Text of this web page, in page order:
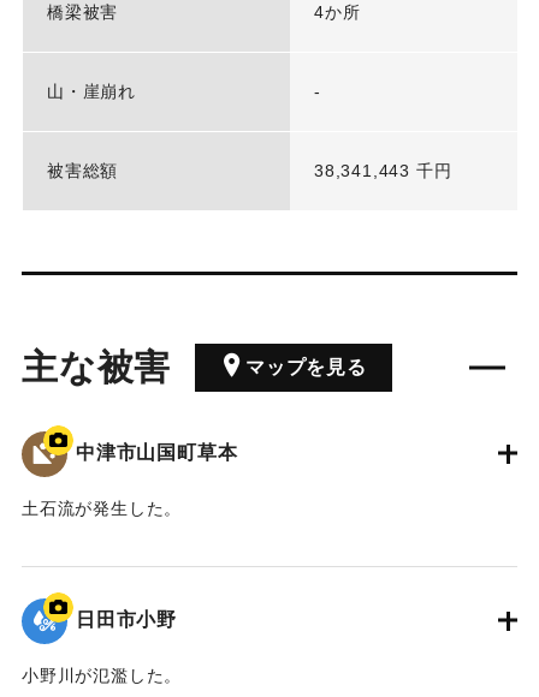
橋梁被害 4か所
山・崖崩れ -
被害総額 38,341,443 千円
主な被害 マップを見る
中津市山国町草本
土石流が発生した。
｜固有コード:01203042
日田市小野
小野川が氾濫した。